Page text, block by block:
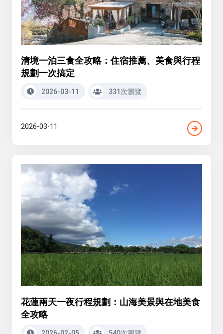
清境一泊三食全攻略：住宿推薦、美食與行程
規劃一次搞定
2026-03-11 331次瀏覽
2026-03-11
花蓮兩天一夜行程規劃：山海美景與在地美食
全攻略